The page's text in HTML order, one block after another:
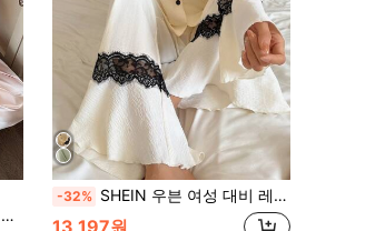
-32% SHEIN 우븐 여성 대비 레이스 벨 슬리브 탑과 바지 파자마 세트, 아늑하고 우아한 디테일, 가을 겨울 의류